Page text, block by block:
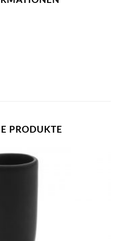
PRODUKTE